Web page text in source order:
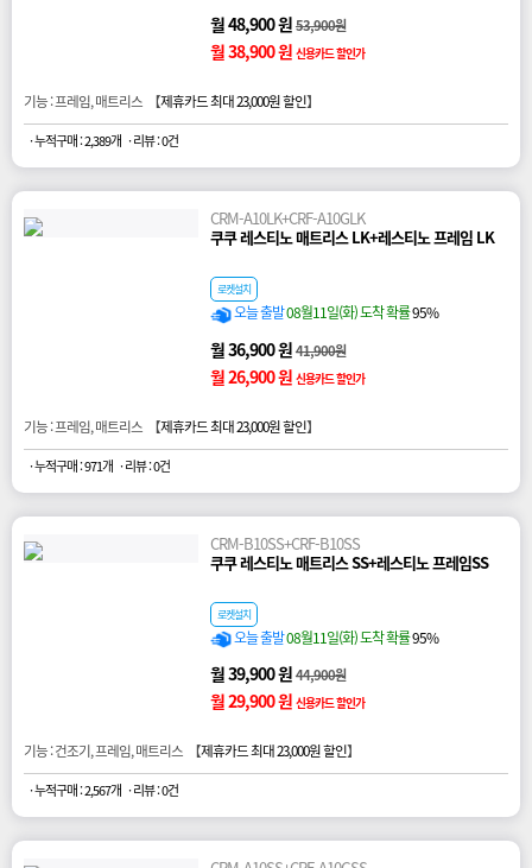
월 48,900 원53,900원
월 38,900 원 신용카드 할인가
기능 : 프레임, 매트리스 【제휴카드 최대 23,000원 할인】
· 누적구매 : 2,389개 · 리뷰 : 0건
CRM-A10LK+CRF-A10GLK
쿠쿠 레스티노 매트리스 LK+레스티노 프레임 LK
로켓설치
오늘 출발08월11일(화) 도착 확률95%
월 36,900 원41,900원
월 26,900 원 신용카드 할인가
기능 : 프레임, 매트리스 【제휴카드 최대 23,000원 할인】
· 누적구매 : 971개 · 리뷰 : 0건
CRM-B10SS+CRF-B10SS
쿠쿠 레스티노 매트리스 SS+레스티노 프레임SS
로켓설치
오늘 출발08월11일(화) 도착 확률95%
월 39,900 원44,900원
월 29,900 원 신용카드 할인가
기능 : 건조기, 프레임, 매트리스 【제휴카드 최대 23,000원 할인】
· 누적구매 : 2,567개 · 리뷰 : 0건